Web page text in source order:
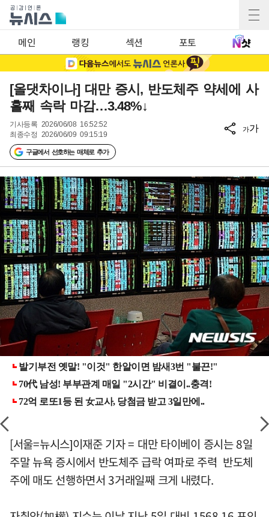
메인 랭킹 섹션 포토
[올댓차이나] 대만 증시, 반도체주 약세에 사
흘째 속락 마감…3.48%↓
기사등록 2026/06/08 16:52:52
최종수정 2026/06/09 09:15:19
구글에서 선호하는 매체로 추가
가가
[서울=뉴시스]이재준 기자 = 대만 타이베이 증시는 8일
주말 뉴욕 증시에서 반도체주 급락 여파로 주력 반도체
주에 매도 선행하면서 3거래일째 크게 내렸다.